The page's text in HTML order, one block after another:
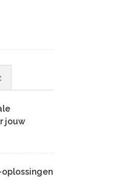
jouw
oplossingen